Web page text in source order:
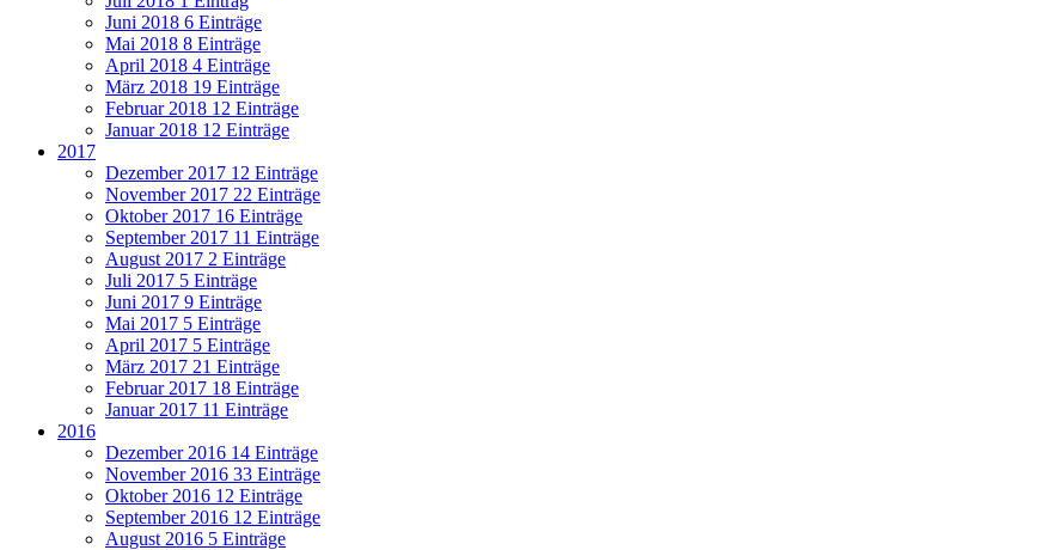
Juni 2018 6 Einträge
Mai 2018 8 Einträge
April 2018 4 Einträge
März 2018 19 Einträge
Februar 2018 12 Einträge
Januar 2018 12 Einträge
2017
Dezember 2017 12 Einträge
November 2017 22 Einträge
Oktober 2017 16 Einträge
September 2017 11 Einträge
August 2017 2 Einträge
Juli 2017 5 Einträge
Juni 2017 9 Einträge
Mai 2017 5 Einträge
April 2017 5 Einträge
März 2017 21 Einträge
Februar 2017 18 Einträge
Januar 2017 11 Einträge
2016
Dezember 2016 14 Einträge
November 2016 33 Einträge
Oktober 2016 12 Einträge
September 2016 12 Einträge
August 2016 5 Einträge